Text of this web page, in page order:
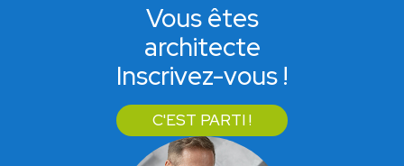
Vous êtes
architecte
Inscrivez-vous !
C'EST PARTI !